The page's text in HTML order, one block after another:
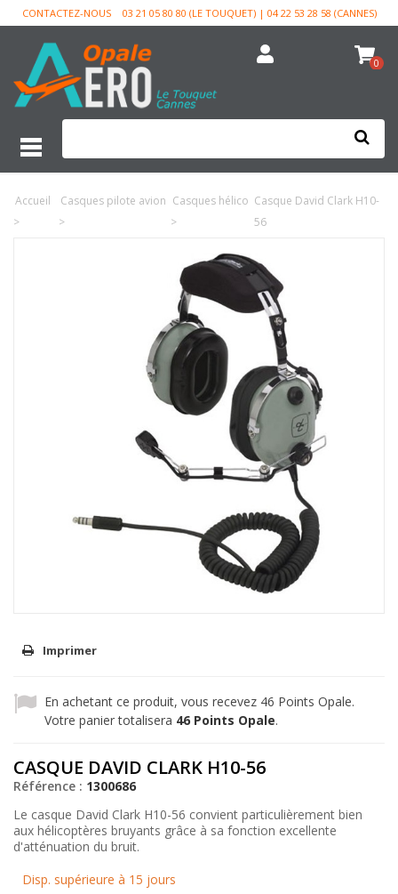
CONTACTEZ-NOUS 03 21 05 80 80 (LE TOUQUET) | 04 22 53 28 58 (CANNES)
0
Accueil
>
Casques pilote avion
>
Casques hélico
>
Casque David Clark H10-
56
Imprimer
En achetant ce produit, vous recevez 46 Points Opale.
Votre panier totalisera 46 Points Opale.
CASQUE DAVID CLARK H10-56
Référence : 1300686
Le casque David Clark H10-56 convient particulièrement bien
aux hélicoptères bruyants grâce à sa fonction excellente
d'atténuation du bruit.
Disp. supérieure à 15 jours